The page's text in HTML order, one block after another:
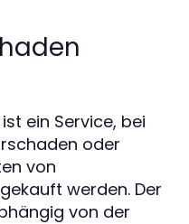
ist ein Service, bei
oder
von
werden. Der
von der